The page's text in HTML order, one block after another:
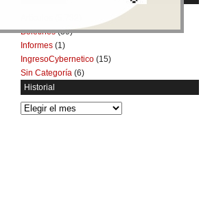
Boletines(39)
Informes (1)
IngresoCybernetico (15)
Sin Categoría (6)
Historial
Historial